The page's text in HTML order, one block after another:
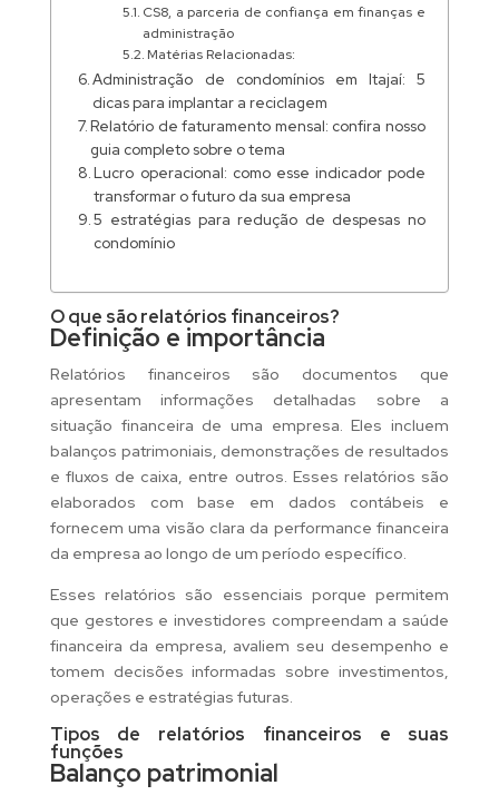
CS8, a parceria de confiança em finanças e
administração
Matérias Relacionadas:
Administração de condomínios em Itajaí: 5
dicas para implantar a reciclagem
Relatório de faturamento mensal: confira nosso
guia completo sobre o tema
Lucro operacional: como esse indicador pode
transformar o futuro da sua empresa
5 estratégias para redução de despesas no
condomínio
O que são relatórios financeiros?
Definição e importância
Relatórios financeiros são documentos que
apresentam informações detalhadas sobre a
situação financeira de uma empresa. Eles incluem
balanços patrimoniais, demonstrações de resultados
e fluxos de caixa, entre outros. Esses relatórios são
elaborados com base em dados contábeis e
fornecem uma visão clara da performance financeira
da empresa ao longo de um período específico.
Esses relatórios são essenciais porque permitem
que gestores e investidores compreendam a saúde
financeira da empresa, avaliem seu desempenho e
tomem decisões informadas sobre investimentos,
operações e estratégias futuras.
Tipos de relatórios financeiros e suas
funções
Balanço patrimonial